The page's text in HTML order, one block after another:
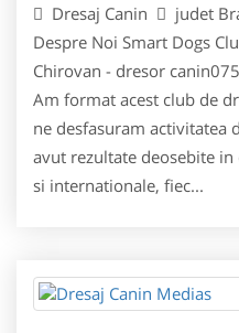
Dresaj Canin judet
Despre Noi Smart Dogs
Chirovan - dresor
Am format acest club de
ne desfasuram activitatea
avut rezultate deosebite
si internationale, fiec...